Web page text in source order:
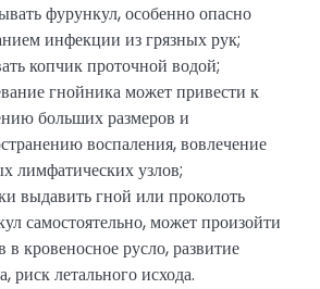
фурункул, особенно опасно
инфекции из грязных рук;
копчик проточной водой;
гнойника может привести к
больших размеров и
воспаления, вовлечение
лимфатических узлов;
выдавить гной или проколоть
самостоятельно, может произойти
в кровеносное русло, развитие
риск летального исхода.